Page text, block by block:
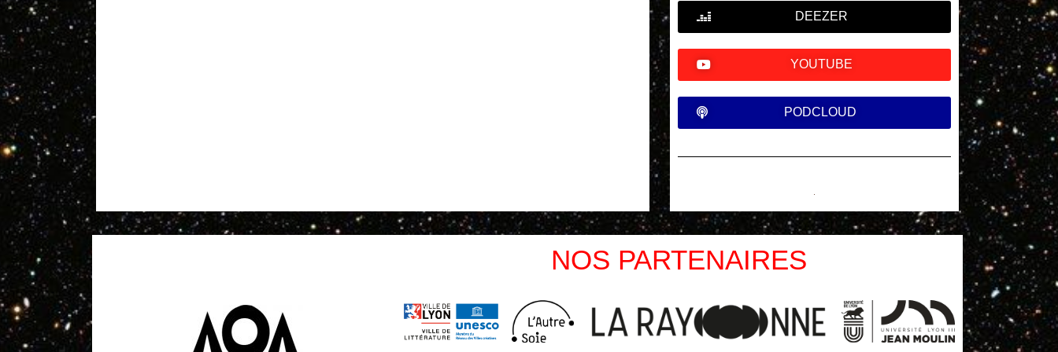
DEEZER
YOUTUBE
PODCLOUD
NOS PARTENAIRES